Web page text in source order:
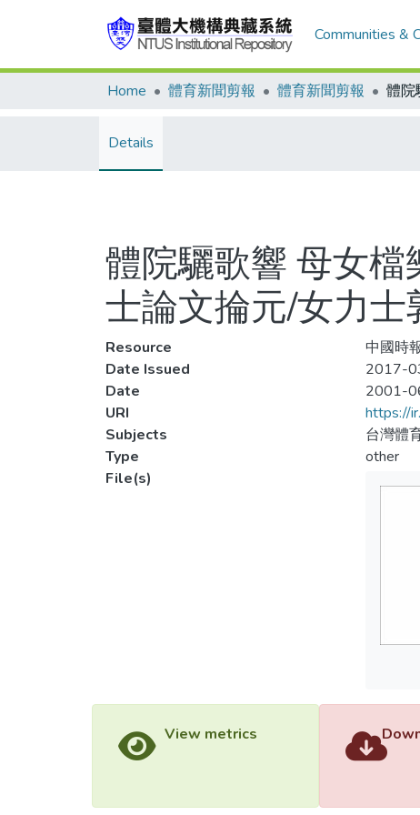
Communities &
Home 體育新聞剪報 體育新聞剪報
Details
體院驪歌響 母女
士論文掄元/女力士
Resource
中國時
Date Issued
2017-
Date
2001-
URI
https://
Subjects
台灣體
Type
other
File(s)
View metrics